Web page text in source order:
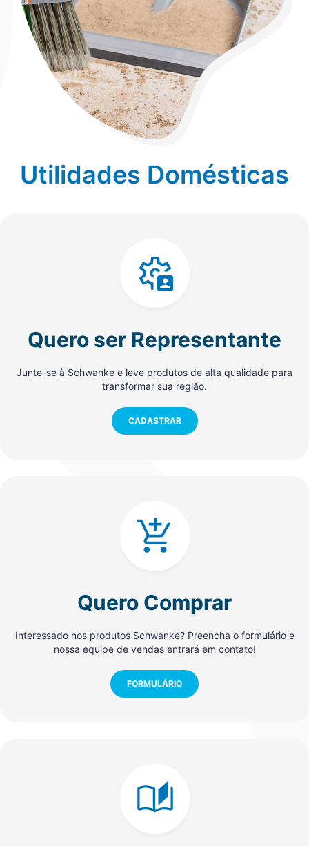
Utilidades Domésticas
Quero ser Representante
Junte-se à Schwanke e leve produtos de alta qualidade para
transformar sua região.
CADASTRAR
Quero Comprar
Interessado nos produtos Schwanke? Preencha o formulário e
nossa equipe de vendas entrará em contato!
FORMULÁRIO